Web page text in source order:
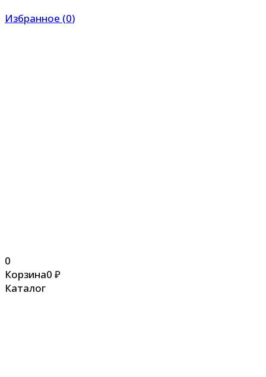
Избранное (0)
0
Корзина0 ₽
Каталог